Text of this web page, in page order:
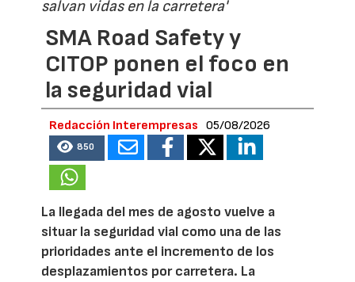
salvan vidas en la carretera'
SMA Road Safety y
CITOP ponen el foco en
la seguridad vial
Redacción Interempresas 05/08/2026
850
La llegada del mes de agosto vuelve a
situar la seguridad vial como una de las
prioridades ante el incremento de los
desplazamientos por carretera. La